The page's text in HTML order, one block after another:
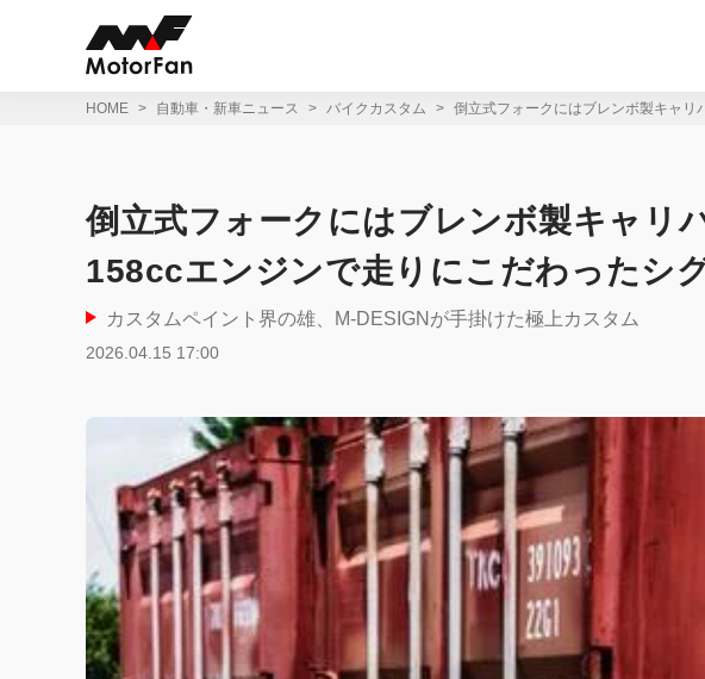
HOME 自動車・新車ニュース バイクカスタム 倒立式フォークにはブレンボ製キャ
倒立式フォークにはブレンボ製キャリ
158ccエンジンで走りにこだわったシ
カスタムペイント界の雄、M-DESIGNが手掛けた極上カスタム
2026.04.15 17:00